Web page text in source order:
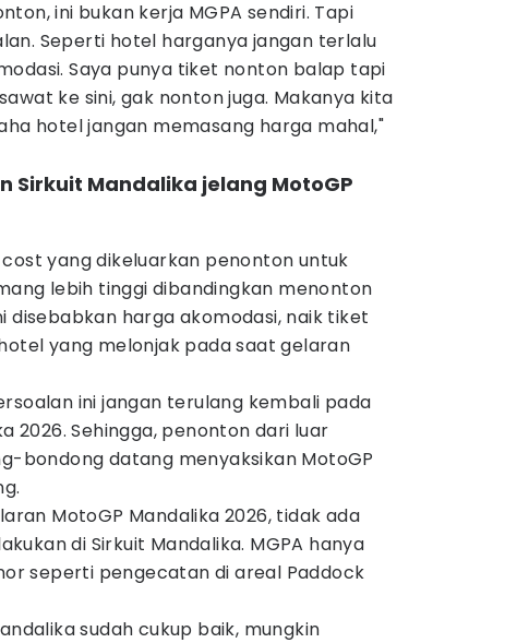
ini bukan kerja MGPA sendiri. Tapi
Seperti hotel harganya jangan terlalu
Saya punya tiket nonton balap tapi
ke sini, gak nonton juga. Makanya kita
hotel jangan memasang harga mahal,"
Sirkuit Mandalika jelang MotoGP
yang dikeluarkan penonton untuk
lebih tinggi dibandingkan menonton
disebabkan harga akomodasi, naik tiket
yang melonjak pada saat gelaran
ini jangan terulang kembali pada
2026. Sehingga, penonton dari luar
bondong datang menyaksikan MotoGP
MotoGP Mandalika 2026, tidak ada
di Sirkuit Mandalika. MGPA hanya
seperti pengecatan di areal Paddock
sudah cukup baik, mungkin